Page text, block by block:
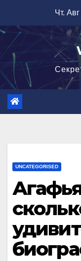
содержимому
Чт.
UNCATEGORISED